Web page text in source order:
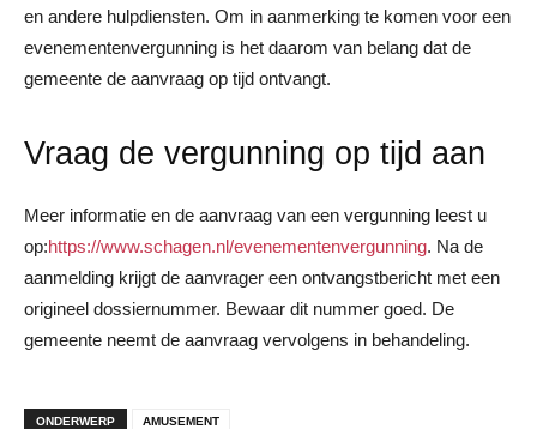
en andere hulpdiensten. Om in aanmerking te komen voor een
evenementenvergunning is het daarom van belang dat de
gemeente de aanvraag op tijd ontvangt.
Vraag de vergunning op tijd aan
Meer informatie en de aanvraag van een vergunning leest u
op:https://www.schagen.nl/evenementenvergunning. Na de
aanmelding krijgt de aanvrager een ontvangstbericht met een
origineel dossiernummer. Bewaar dit nummer goed. De
gemeente neemt de aanvraag vervolgens in behandeling.
ONDERWERP AMUSEMENT